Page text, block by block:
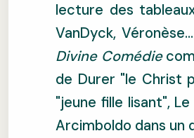
lecture des
VanDyck,
Divine Comédie
de Durer "le Christ
"jeune fille lisant",
Arcimboldo dans un